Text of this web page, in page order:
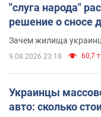
"слуга народа"
решение о сносе
Зачем жилища
9.08.2026 23:18 60,7 т.
Украинцы
авто: сколько